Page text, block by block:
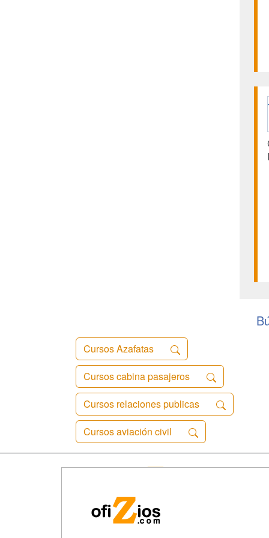
Cursos Azafatas
Cursos cabina pasajeros
Cursos relaciones publicas
Cursos aviación civil